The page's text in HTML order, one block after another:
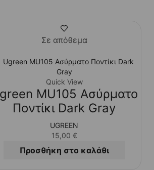
Σε απόθεμα
Quick View
MU105 Ασύρματο
Ποντίκι Dark Gray
UGREEN
15,00 €
Προσθήκη στο καλάθι